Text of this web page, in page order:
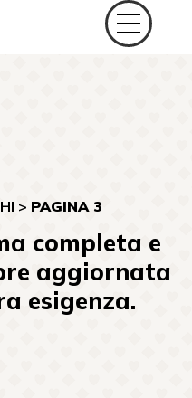
> PAGINA 3
completa e
aggiornata
esigenza.